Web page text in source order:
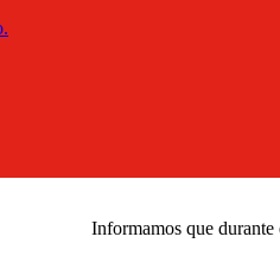
Informamos que durante